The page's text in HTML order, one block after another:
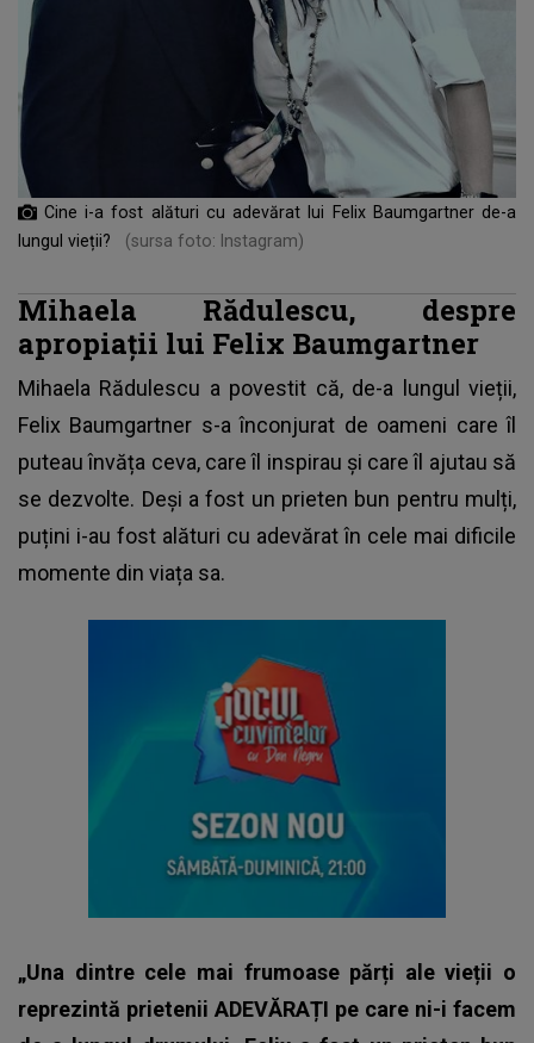
Cine i-a fost alături cu adevărat lui Felix Baumgartner de-a
lungul vieții?
(sursa foto: Instagram)
Mihaela Rădulescu, despre
apropiații lui Felix Baumgartner
Mihaela Rădulescu a povestit că, de-a lungul vieții,
Felix Baumgartner s-a înconjurat de oameni care îl
puteau învăța ceva, care îl inspirau și care îl ajutau să
se dezvolte. Deși a fost un prieten bun pentru mulți,
puțini i-au fost alături cu adevărat în cele mai dificile
momente din viața sa.
„Una dintre cele mai frumoase părți ale vieții o
reprezintă prietenii ADEVĂRAȚI pe care ni-i facem